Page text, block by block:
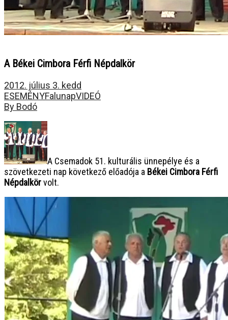
A Békei Cimbora Férfi Népdalkör
2012. július 3. kedd
ESEMÉNYFalunapVIDEÓ
By Bodó
A Csemadok 51. kulturális ünnepélye és a
szövetkezeti nap következő előadója a Békei Cimbora Férfi
Népdalkörvolt.